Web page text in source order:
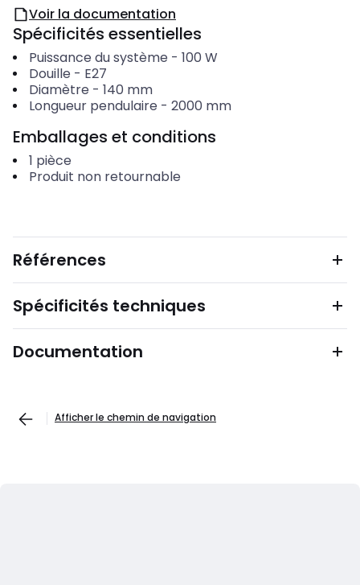
Voir la documentation
Spécificités essentielles
Puissance du système - 100 W
Douille - E27
Diamètre - 140 mm
Longueur pendulaire - 2000 mm
Emballages et conditions
1 pièce
Produit non retournable
Références
Spécificités techniques
Documentation
Afficher le chemin de navigation